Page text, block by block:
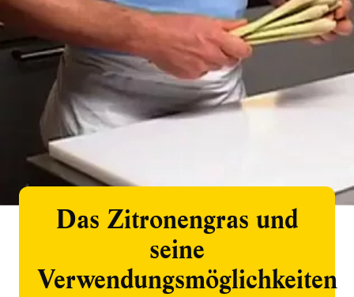
Das Zitronengras und
seine
Verwendungsmöglichkeiten